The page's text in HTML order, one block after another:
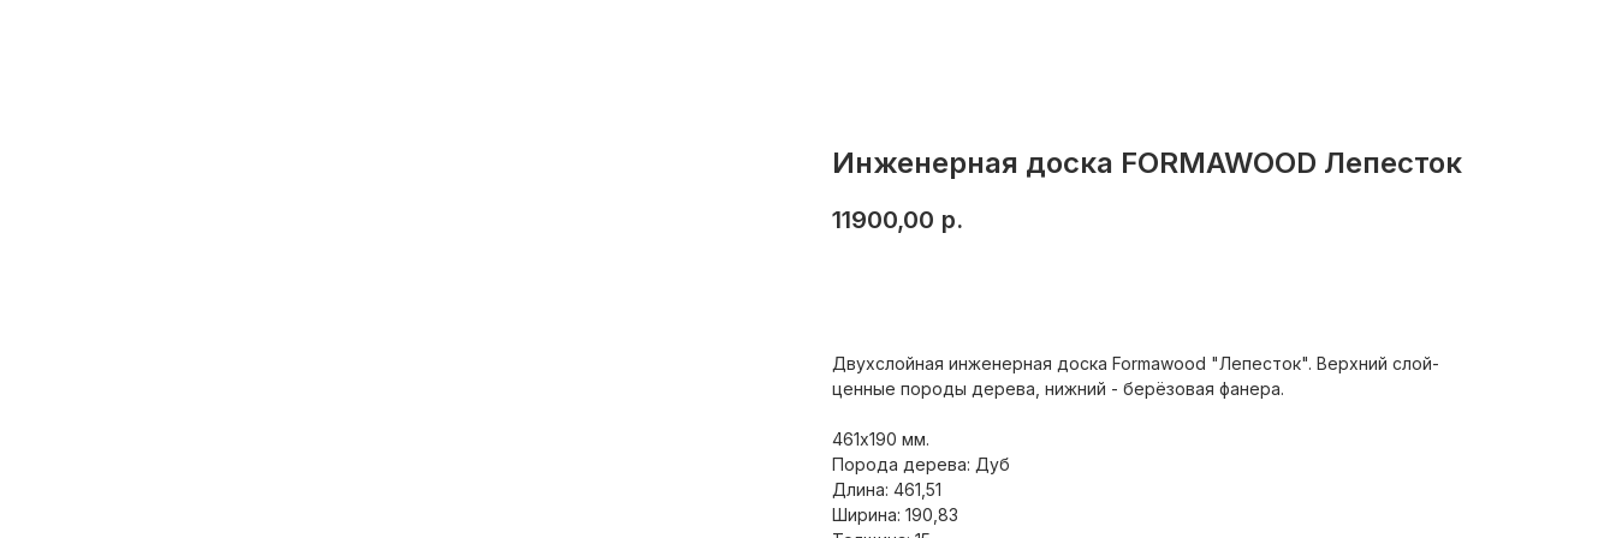
Инженерная доска FORMAWOOD Лепесток
11900,00 р.
Двухслойная инженерная доска Formawood "Лепесток". Верхний слой-
ценные породы дерева, нижний - берёзовая фанера.
461х190 мм.
Порода дерева: Дуб
Длина: 461,51
Ширина: 190,83